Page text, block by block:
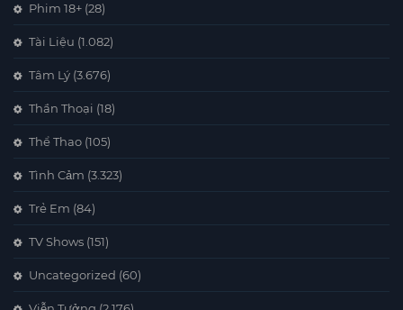
Phim 18+ (28)
Tài Liệu (1.082)
Tâm Lý (3.676)
Thần Thoại (18)
Thể Thao (105)
Tình Cảm (3.323)
Trẻ Em (84)
TV Shows (151)
Uncategorized (60)